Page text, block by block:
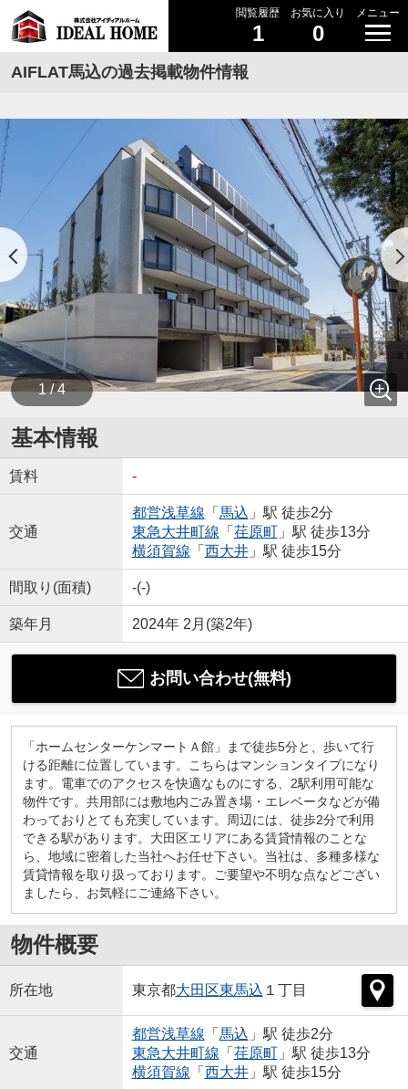
閲覧履歴
1
お気に入り
0
メニュー
AIFLAT馬込の過去掲載物件情報
1 / 4
基本情報
賃料 -
交通
都営浅草線 「 馬込 」駅 徒歩2分
東急大井町線 「 荏原町」駅 徒歩13分
横須賀線 「 西大井」駅 徒歩15分
間取り(面積) -(-)
築年月 2024年 2月(築2年)
お問い合わせ(無料)
「ホームセンターケンマートＡ館」まで徒歩5分と、歩いて行
ける距離に位置しています。こちらはマンションタイプになり
ます。電車でのアクセスを快適なものにする、2駅利用可能な
物件です。共用部には敷地内ごみ置き場・エレベータなどが備
わっておりとても充実しています。周辺には、徒歩2分で利用
できる駅があります。大田区エリアにある賃貸情報のことな
ら、地域に密着した当社へお任せ下さい。当社は、多種多様な
賃貸情報を取り扱っております。ご要望や不明な点などござい
ましたら、お気軽にご連絡下さい。
物件概要
所在地 東京都大田区東馬込 １丁目
交通
都営浅草線 「 馬込 」駅 徒歩2分
東急大井町線 「 荏原町」駅 徒歩13分
横須賀線 「 西大井」駅 徒歩15分